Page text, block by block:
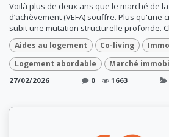
Voilà plus de deux ans que le marché de
d’achèvement (VEFA) souffre. Plus qu'une
subit une mutation structurelle profonde.
Aides au logement Co-living
Logement abordable
Marché
27/02/2026 0 1663